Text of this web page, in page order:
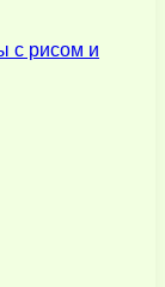
с рисом и